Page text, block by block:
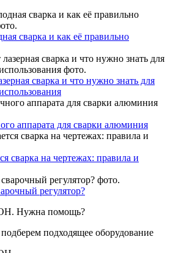
сварка и как её правильно
сварка и что нужно знать для
аппарата для сварки алюминия
сварка на чертежах: правила и
регулятор?
Нужна помощь?
подходящее оборудование